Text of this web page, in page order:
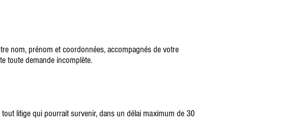
nom, prénom et coordonnées, accompagnés de votre
toute demande incomplète.
litige qui pourrait survenir, dans un délai maximum de 30